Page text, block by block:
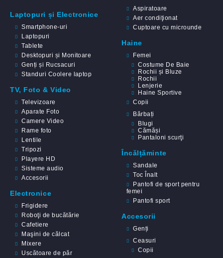
Laptopuri și Electronice
Smartphone-uri
Laptopuri
Tablete
Desktopuri și Monitoare
Genți și Rucsacuri
Standuri Coolere laptop
TV, Foto & Video
Televizoare
Aparate Foto
Camere Video
Rame foto
Lentile
Tripozi
Playere HD
Sisteme audio
Accesorii
Electronice
Frigidere
Roboţi de bucătărie
Cafetiere
Maşini de călcat
Mixere
Uscătoare de păr
Aspiratoare
Aer condiţionat
Cuptoare cu microunde
Haine
Femei
Costume De Baie
Rochii și Bluze
Rochii
Lenjerie
Haine Sportive
Copii
Bărbați
Blugi
Cămăși
Pantaloni scurţi
Încălțăminte
Sandale
Toc Înalt
Pantofi de sport pentru
femei
Pantofi sport
Accesorii
Genți
Ceasuri
Copii